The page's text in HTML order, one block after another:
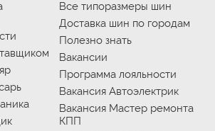
Все типоразмеры шин
Доставка шин по городам
Полезно знать
Вакансии
Программа лояльности
Вакансия Автоэлектрик
Вакансия Мастер ремонта
КПП